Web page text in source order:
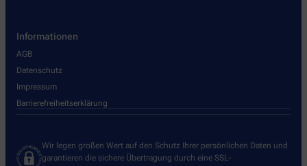
Informationen
AGB
Datenschutz
Impressum
Barrierefreiheitserklärung
Wir legen großen Wert auf den Schutz Ihrer persönlichen Daten und
garantieren die sichere Übertragung durch eine SSL-